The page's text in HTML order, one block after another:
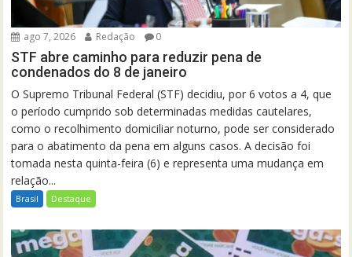
ago 7, 2026 Redação 0
STF abre caminho para reduzir pena de
condenados do 8 de janeiro
O Supremo Tribunal Federal (STF) decidiu, por 6 votos a 4, que
o período cumprido sob determinadas medidas cautelares,
como o recolhimento domiciliar noturno, pode ser considerado
para o abatimento da pena em alguns casos. A decisão foi
tomada nesta quinta-feira (6) e representa uma mudança em
relação...
Brasil Destaque